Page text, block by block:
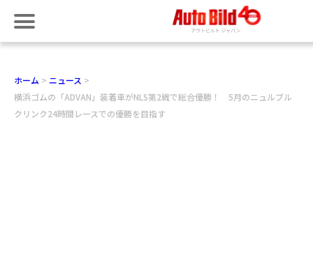
ホーム
ニュース
横浜ゴムの「ADVAN」装着車がNLS第2戦で総合優勝！ 5月のニュルブル
クリンク24時間レースでの優勝を目指す